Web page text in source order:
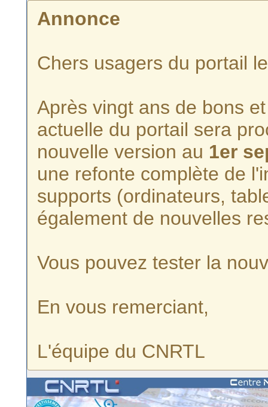
Annonce
Chers usagers du portail
Après vingt ans de bons
actuelle du portail sera
nouvelle version au 1er
une refonte complète de
supports (ordinateurs,
également de nouvelles
Vous pouvez tester la
En vous remerciant,
L'équipe du CNRTL